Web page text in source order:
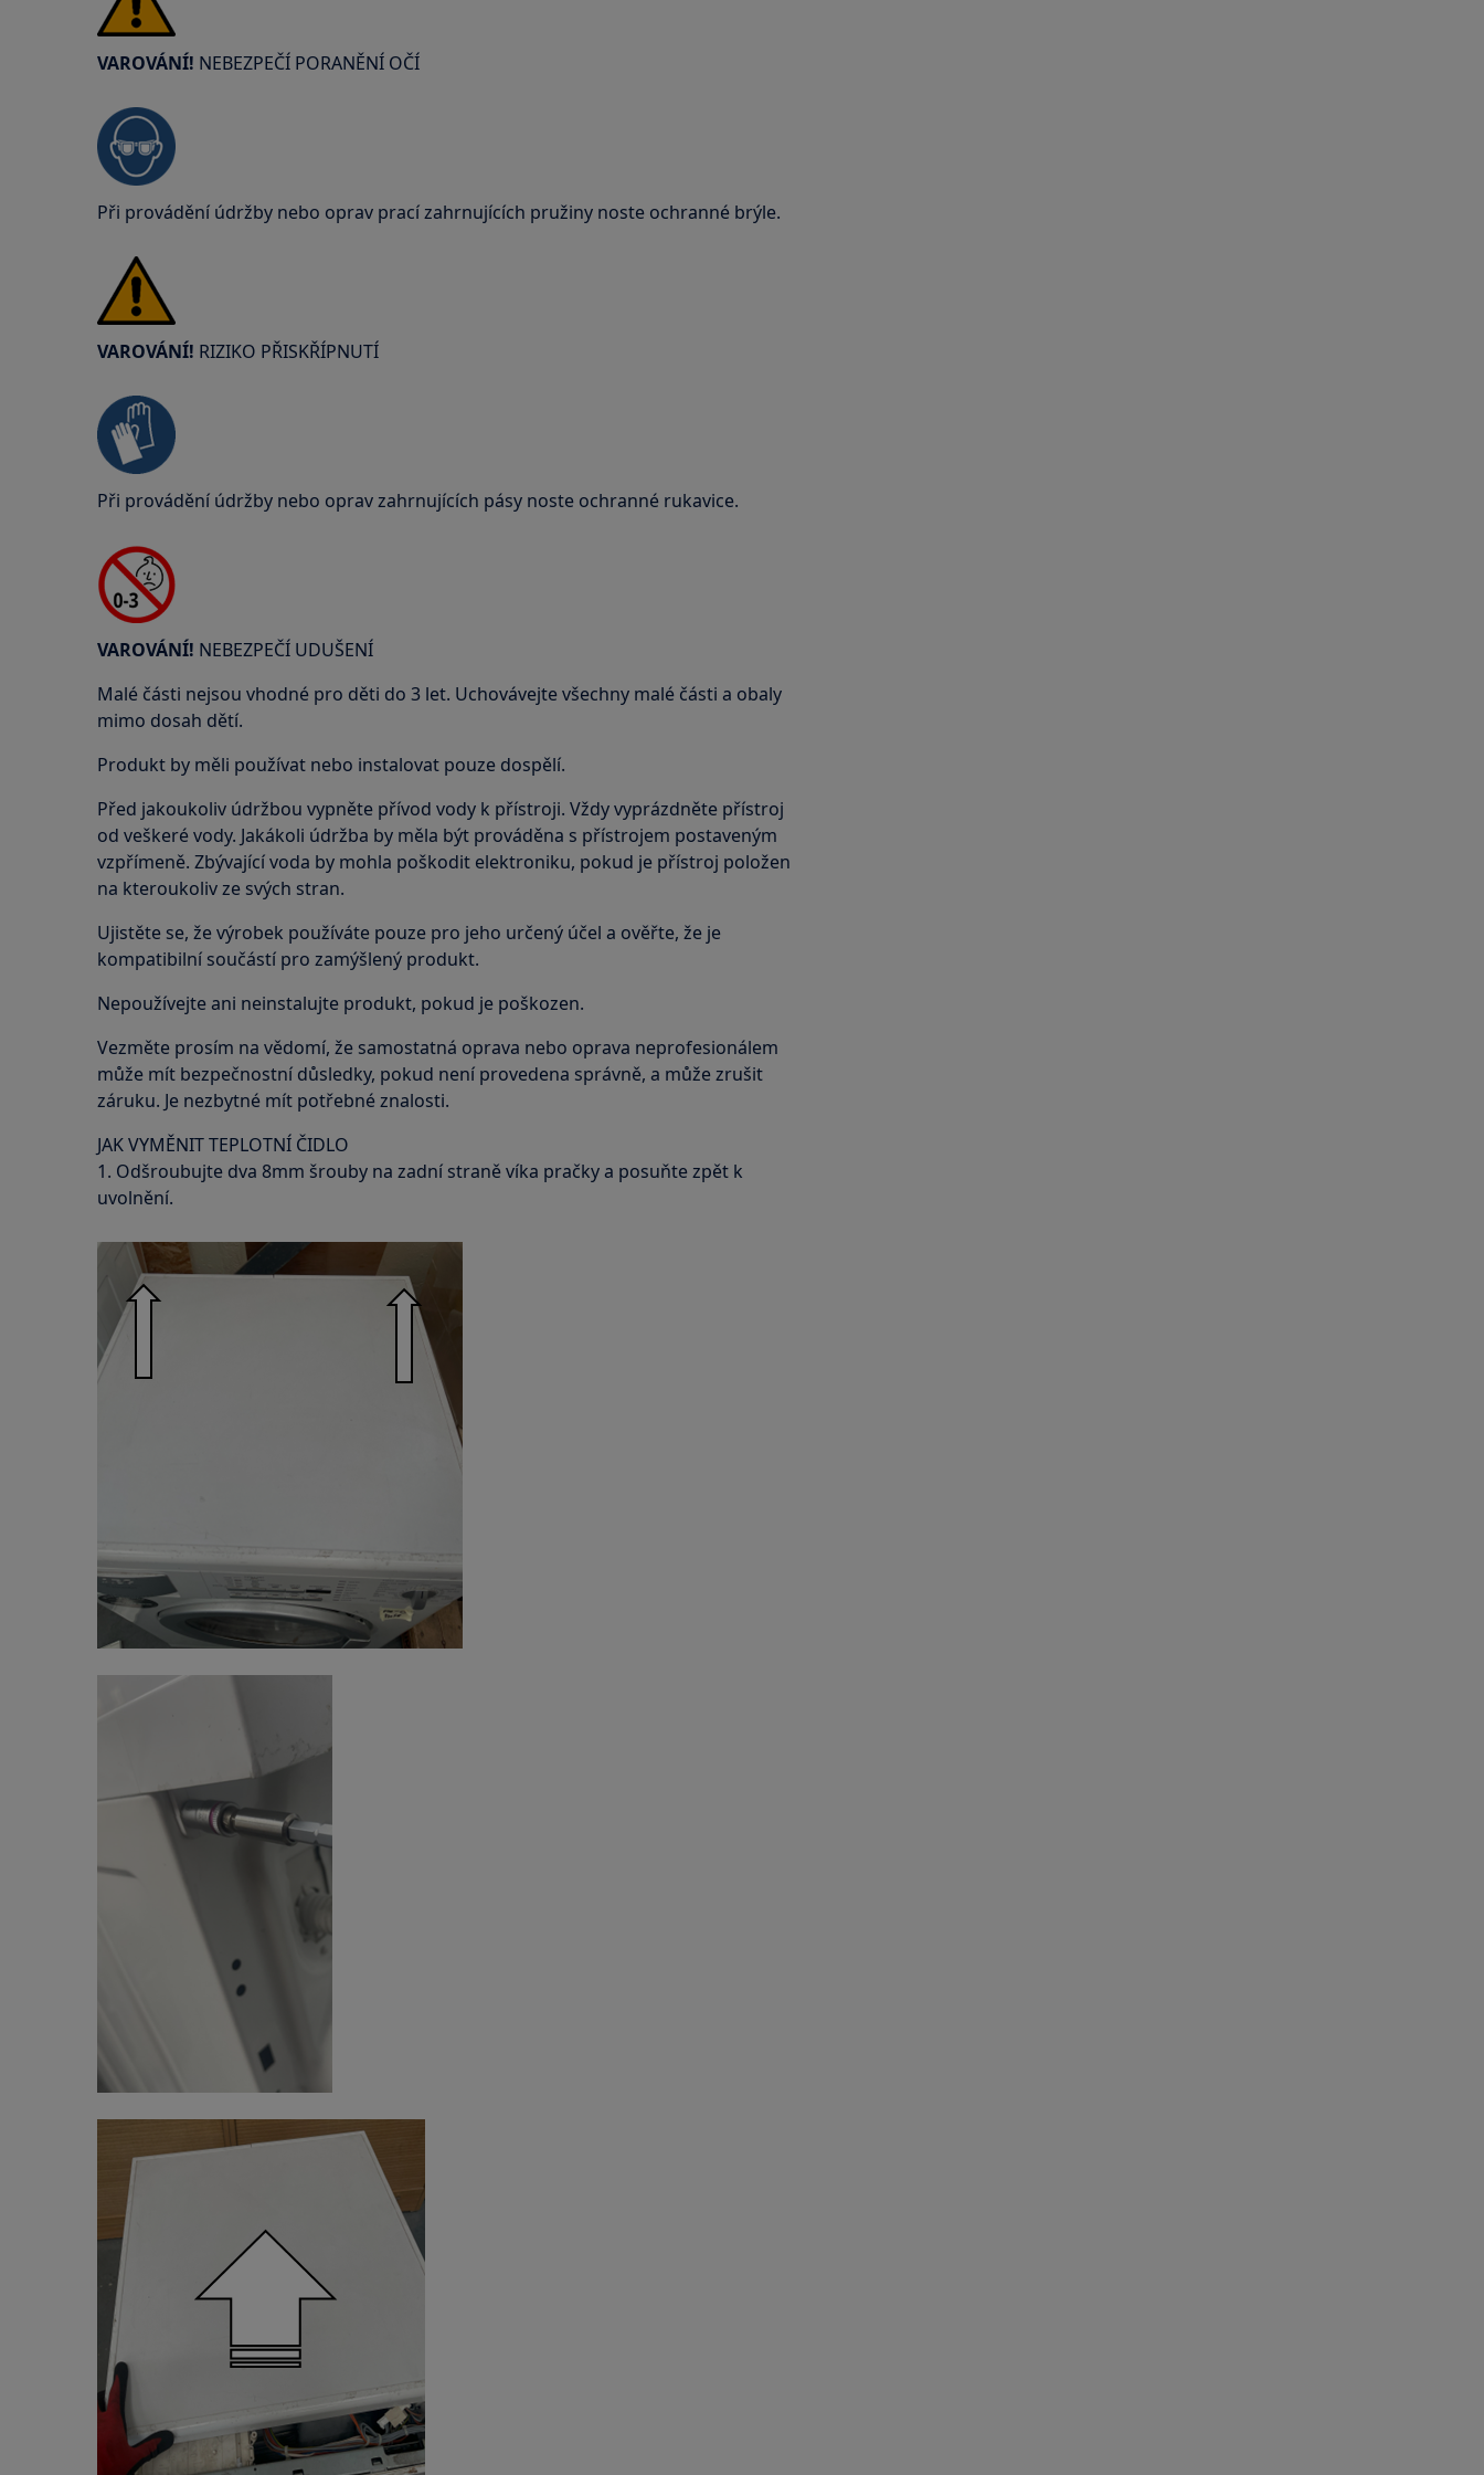
VAROVÁNÍ! NEBEZPEČÍ PORANĚNÍ OČÍ
Při provádění údržby nebo oprav prací zahrnujících pružiny noste ochranné brýle.
VAROVÁNÍ! RIZIKO PŘISKŘÍPNUTÍ
Při provádění údržby nebo oprav zahrnujících pásy noste ochranné rukavice.
VAROVÁNÍ! NEBEZPEČÍ UDUŠENÍ
Malé části nejsou vhodné pro děti do 3 let. Uchovávejte všechny malé části a obaly
mimo dosah dětí.
Produkt by měli používat nebo instalovat pouze dospělí.
Před jakoukoliv údržbou vypněte přívod vody k přístroji. Vždy vyprázdněte přístroj
od veškeré vody. Jakákoli údržba by měla být prováděna s přístrojem postaveným
vzpřímeně. Zbývající voda by mohla poškodit elektroniku, pokud je přístroj položen
na kteroukoliv ze svých stran.
Ujistěte se, že výrobek používáte pouze pro jeho určený účel a ověřte, že je
kompatibilní součástí pro zamýšlený produkt.
Nepoužívejte ani neinstalujte produkt, pokud je poškozen.
Vezměte prosím na vědomí, že samostatná oprava nebo oprava neprofesionálem
může mít bezpečnostní důsledky, pokud není provedena správně, a může zrušit
záruku. Je nezbytné mít potřebné znalosti.
JAK VYMĚNIT TEPLOTNÍ ČIDLO
1. Odšroubujte dva 8mm šrouby na zadní straně víka pračky a posuňte zpět k
uvolnění.